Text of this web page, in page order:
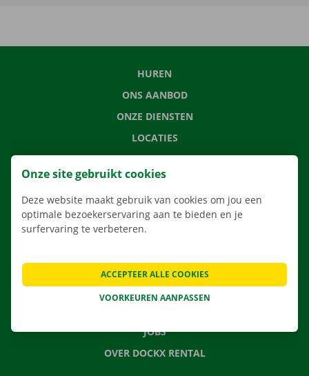
HUREN
ONS AANBOD
ONZE DIENSTEN
LOCATIES
APP
VERHUISOPLOSSINGEN
VEELGESTELDE VRAGEN
NIEUWS
JOBS
OVER DOCKX RENTAL
Onze site gebruikt cookies
Deze website maakt gebruik van cookies om jou een
optimale bezoekerservaring aan te bieden en je
surfervaring te verbeteren.
VOORKEUREN AANPASSEN
ACCEPTEER ALLE COOKIES